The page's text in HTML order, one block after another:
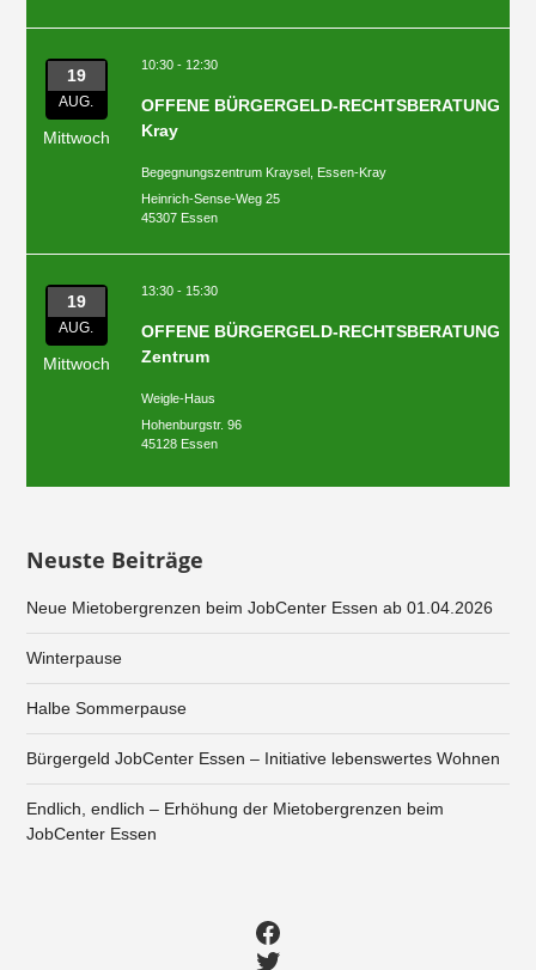
19
AUG.
Mittwoch
10:30 - 12:30
OFFENE BÜRGERGELD-RECHTSBERATUNG
Kray
Begegnungszentrum Kraysel, Essen-Kray
Heinrich-Sense-Weg 25
45307 Essen
19
AUG.
Mittwoch
13:30 - 15:30
OFFENE BÜRGERGELD-RECHTSBERATUNG
Zentrum
Weigle-Haus
Hohenburgstr. 96
45128 Essen
Neuste Beiträge
Neue Mietobergrenzen beim JobCenter Essen ab 01.04.2026
Winterpause
Halbe Sommerpause
Bürgergeld JobCenter Essen – Initiative lebenswertes Wohnen
Endlich, endlich – Erhöhung der Mietobergrenzen beim
JobCenter Essen
Facebook
Twitter